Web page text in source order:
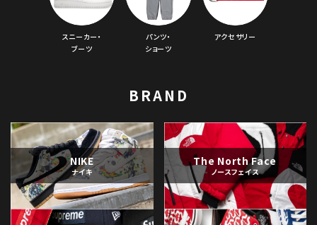
スニーカー・
ブーツ
パンツ・
ショーツ
アクセサリー
BRAND
NIKE
ナイキ
The North Face
ノースフェイス